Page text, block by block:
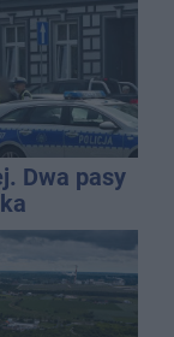
Dwa pasy